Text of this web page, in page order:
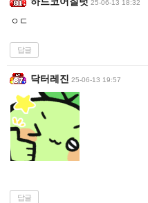
25-06-13 18:32
ㅇㄷ
답글
닥터레진 25-06-13 19:57
답글